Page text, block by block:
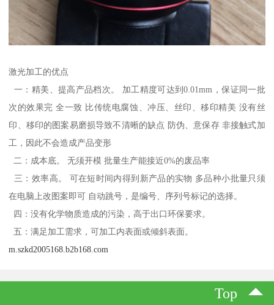
激光加工的优点
一：精美、提高产品档次。 加工精度可达到0.01mm，保证同一批
次的效果完 全一致 比传统电腐蚀、冲压、丝印、移印精美 没有丝
印、移印的图案易磨损导致不清晰的缺点 防伪、意保存 非接触式加
工，因此不会造成产品变形
二：成本底。 无须开模 批量生产能接近0%的废品率
三：效率高。 可在短时间内得到新产品的实物 多品种小批量只须
在电脑上改图案即可 自动跳号，是编号、序列号标记的选择。
四：没有化学物质造成的污染，高于出口环保要求。
五：满足加工需求，可加工内表面或倾斜表面。
m.szkd2005168.b2b168.com
Top